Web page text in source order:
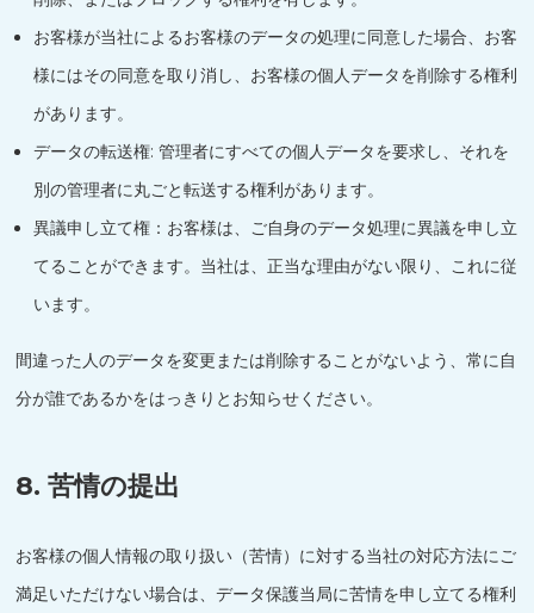
お客様が当社によるお客様のデータの処理に同意した場合、お客
様にはその同意を取り消し、お客様の個人データを削除する権利
があります。
データの転送権: 管理者にすべての個人データを要求し、それを
別の管理者に丸ごと転送する権利があります。
異議申し立て権：お客様は、ご自身のデータ処理に異議を申し立
てることができます。当社は、正当な理由がない限り、これに従
います。
間違った人のデータを変更または削除することがないよう、常に自
分が誰であるかをはっきりとお知らせください。
8. 苦情の提出
お客様の個人情報の取り扱い（苦情）に対する当社の対応方法にご
満足いただけない場合は、データ保護当局に苦情を申し立てる権利